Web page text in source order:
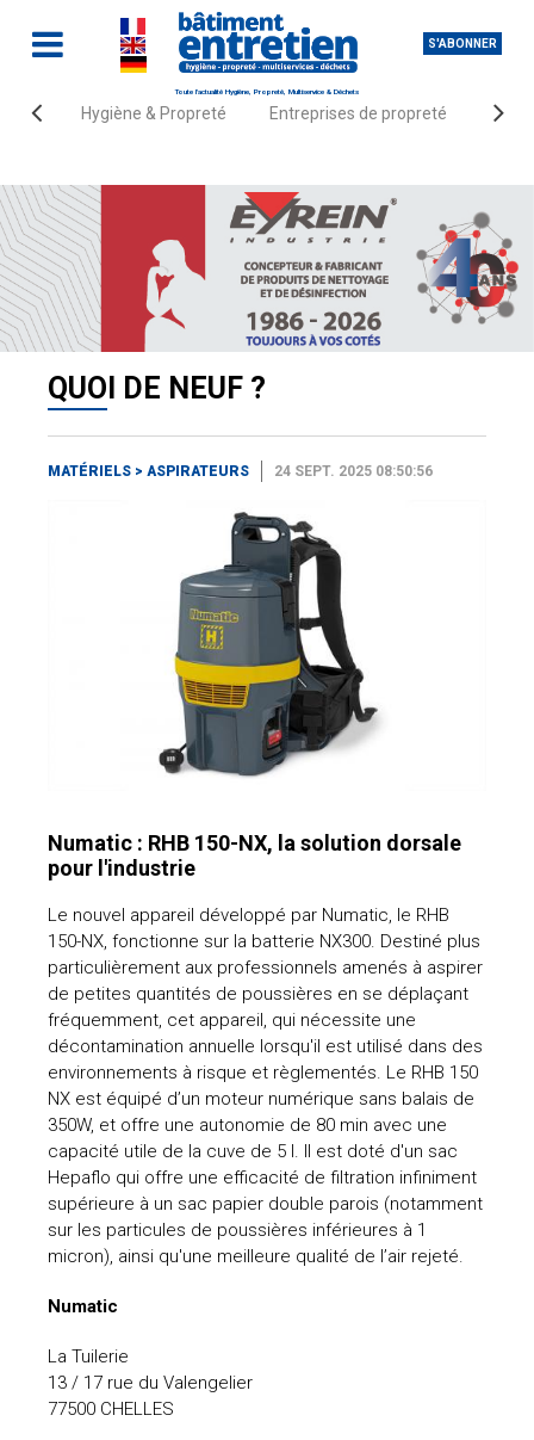
S'ABONNER
Toute l'actualité Hygiène, Propreté, Multiservice & Déchets
Hygiène & Propreté Entreprises de propreté
Accueil Quoi de neuf ? Matériels Aspirateurs
QUOI DE NEUF ?
MATÉRIELS > ASPIRATEURS 24 SEPT. 2025 08:50:56
Numatic : RHB 150-NX, la solution dorsale
pour l'industrie
Le nouvel appareil développé par Numatic, le RHB
150-NX, fonctionne sur la batterie NX300. Destiné plus
particulièrement aux professionnels amenés à aspirer
de petites quantités de poussières en se déplaçant
fréquemment, cet appareil, qui nécessite une
décontamination annuelle lorsqu'il est utilisé dans des
environnements à risque et règlementés. Le RHB 150
NX est équipé d’un moteur numérique sans balais de
350W, et offre une autonomie de 80 min avec une
capacité utile de la cuve de 5 l. Il est doté d'un sac
Hepaflo qui offre une efficacité de filtration infiniment
supérieure à un sac papier double parois (notamment
sur les particules de poussières inférieures à 1
micron), ainsi qu'une meilleure qualité de l’air rejeté.
Numatic
La Tuilerie
13 / 17 rue du Valengelier
77500 CHELLES